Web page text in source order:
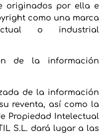
originados por ella e
como una marca
o industrial
de la información
de la información
reventa, así como la
Propiedad Intelectual
S.L. dará lugar a las